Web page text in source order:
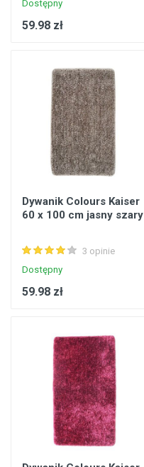
Dostępny
59.98 zł
Dywanik Colours Kaiser
60 x 100 cm jasny szary
3 opinie
Dostępny
59.98 zł